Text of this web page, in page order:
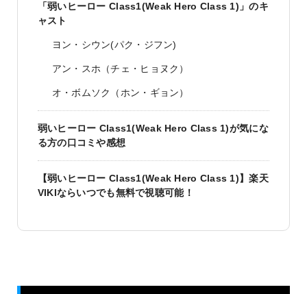
「弱いヒーロー Class1(Weak Hero Class 1)」のキ
ャスト
ヨン・シウン(パク・ジフン)
アン・スホ（チェ・ヒョヌク）
オ・ボムソク（ホン・ギョン）
弱いヒーロー Class1(Weak Hero Class 1)が気にな
る方の口コミや感想
【弱いヒーロー Class1(Weak Hero Class 1)】楽天
VIKIならいつでも無料で視聴可能！